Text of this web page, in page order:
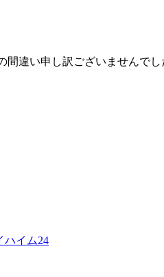
違い申し訳ございませんでし
ハイム24